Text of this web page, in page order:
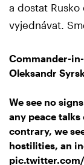
a dostat
vyjednávat.
Commander-
Oleksandr
We see no
any peace
contrary, we
hostilities, an